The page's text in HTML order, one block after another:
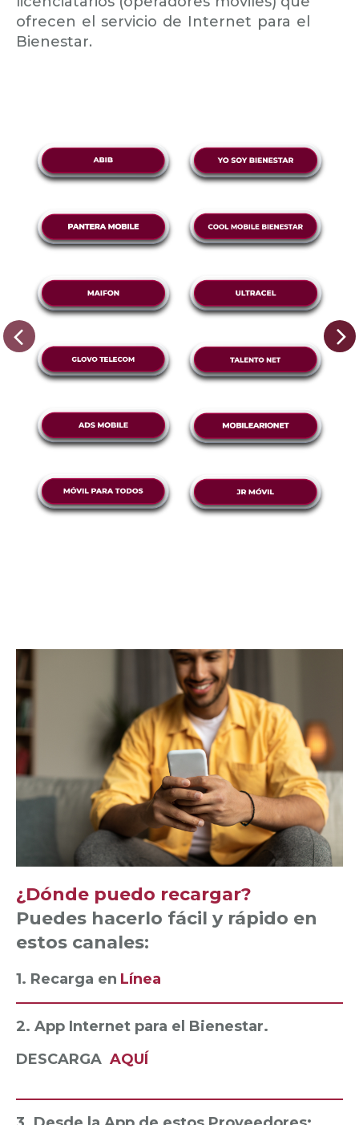
ofrecen el servicio de Internet para el
Bienestar.
¿Dónde puedo recargar?
Puedes hacerlo fácil y rápido en
estos canales:
1. Recarga en Línea
2. App Internet para el Bienestar.
DESCARGA AQUÍ